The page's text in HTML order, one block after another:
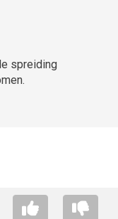
spreiding